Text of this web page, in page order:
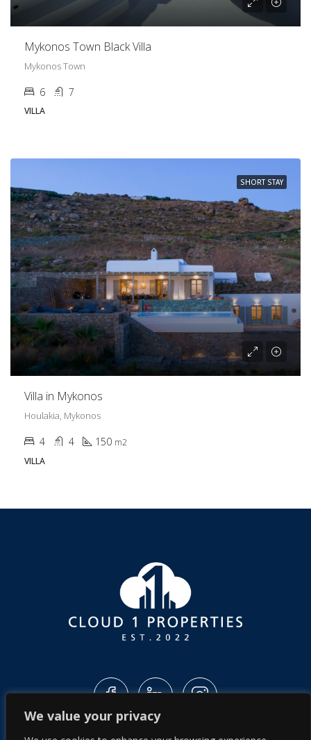
We value your privacy
Mykonos Town Black Villa
Mykonos Town
6 7
VILLA
SHORT STAY
Villa in Mykonos
Houlakia, Mykonos
4 4 150 m2
VILLA